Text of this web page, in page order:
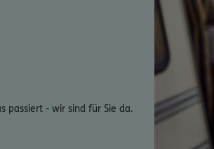
passiert - wir sind für Sie da.